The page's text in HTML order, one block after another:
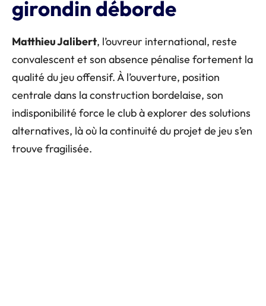
girondin déborde
Matthieu Jalibert, l’ouvreur international, reste
convalescent et son absence pénalise fortement la
qualité du jeu offensif. À l’ouverture, position
centrale dans la construction bordelaise, son
indisponibilité force le club à explorer des solutions
alternatives, là où la continuité du projet de jeu s’en
trouve fragilisée.